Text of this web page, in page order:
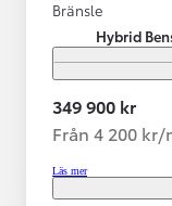
Bränsle
Hybrid
349 900 kr
Från 4 200 kr/
Läs mer